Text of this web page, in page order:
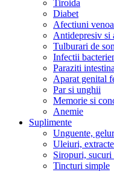
Tiroida
Diabet
Afectiuni
Antidepresiv si
Tulburari de
Infectii
Paraziti
Aparat genital
Par si unghii
Memorie si
Anemie
Suplimente
Unguente,
Uleiuri,
Siropuri, sucuri
Tincturi simple